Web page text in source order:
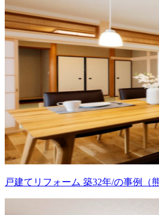
戸建てリフォーム 築32年/の事例（